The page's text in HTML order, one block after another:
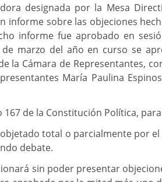
designada por la Mesa
informe sobre las objeciones
informe fue aprobado en
de marzo del año en curso se
la Cámara de Representantes,
María Paulina
de la Constitución Política,
total o parcialmente por
debate.
sin poder presentar